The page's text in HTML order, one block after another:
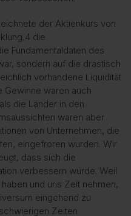
der Aktienkurs von
die
Fundamentaldaten des
sondern auf die drastisch
vorhandene Liquidität
Gewinne waren auch
die Länder in den
waren aber
von Unternehmen, die
eingefroren wurden. Wir
dass sich die
verbessern würde. Weil
und uns Zeit nehmen,
eingehend zu
Zeiten